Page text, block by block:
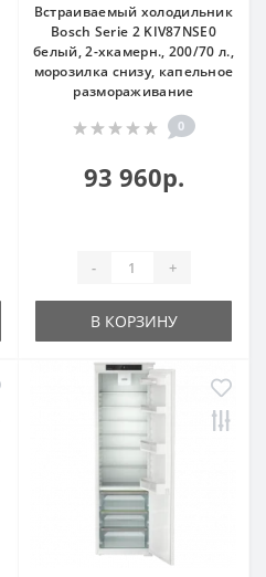
Встраиваемый холодильник
Bosch Serie 2 KIV87NSE0
белый, 2-хкамерн., 200/70 л.,
морозилка снизу, капельное
размораживание
0
93 960р.
- +
В КОРЗИНУ